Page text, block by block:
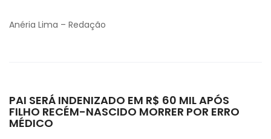
Anéria Lima – Redação
PAI SERÁ INDENIZADO EM R$ 60 MIL APÓS
FILHO RECÉM-NASCIDO MORRER POR ERRO
MÉDICO